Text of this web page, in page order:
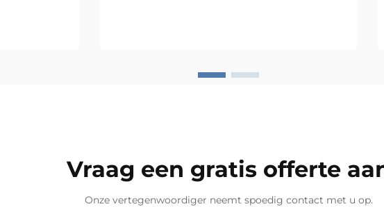
duurzaamheid, belastbaarheid en
Vraag een gratis offerte
Onze vertegenwoordiger neemt spoedig contact met u op.